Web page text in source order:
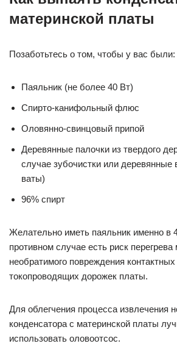
материнской платы
Позаботьтесь о том, чтобы у вас были:
Паяльник (не более 40 Вт)
Спирто-канифольный флюс
Оловянно-свинцовый припой
Деревянные палочки из твердого
случае зубочистки или деревянные
ваты)
96% спирт
Желательно иметь паяльник именно в
противном случае есть риск перегрева
необратимого повреждения
токопроводящих дорожек платы.
Для облегчения процесса извлечения
конденсатора с материнской платы
использовать оловоотсос.